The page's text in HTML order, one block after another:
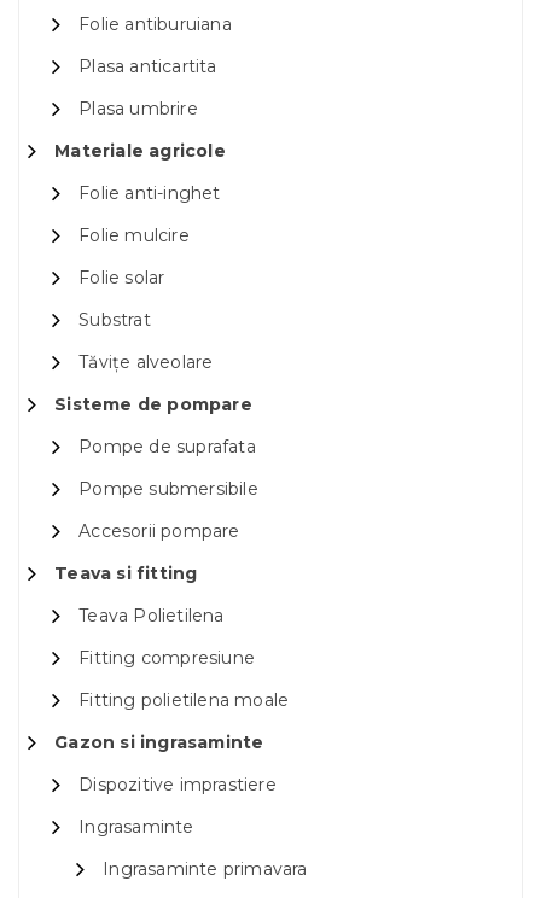
Folie antiburuiana
Plasa anticartita
Plasa umbrire
Materiale agricole
Folie anti-inghet
Folie mulcire
Folie solar
Substrat
Tăvițe alveolare
Sisteme de pompare
Pompe de suprafata
Pompe submersibile
Accesorii pompare
Teava si fitting
Teava Polietilena
Fitting compresiune
Fitting polietilena moale
Gazon si ingrasaminte
Dispozitive imprastiere
Ingrasaminte
Ingrasaminte primavara